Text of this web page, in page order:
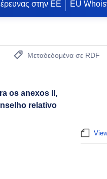
στην ΕΕ EU
Μεταδεδομένα σε RDF
os anexos II,
relativo